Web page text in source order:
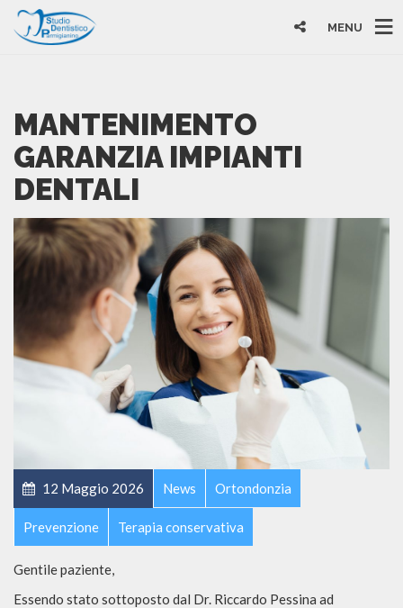
MENU
MANTENIMENTO
GARANZIA IMPIANTI
DENTALI
12 Maggio 2026 News Ortondonzia
Prevenzione Terapia conservativa
Gentile paziente,
Essendo stato sottoposto dal Dr. Riccardo Pessina ad